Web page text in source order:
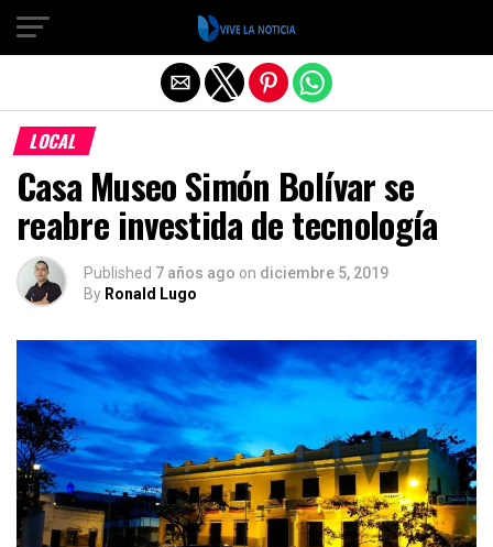
LOCAL
Casa Museo Simón Bolívar se
reabre investida de tecnología
Published 7 años ago on diciembre 5, 2019
By Ronald Lugo
Salir de la versión móvil